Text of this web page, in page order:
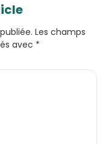
Les champs
avec *